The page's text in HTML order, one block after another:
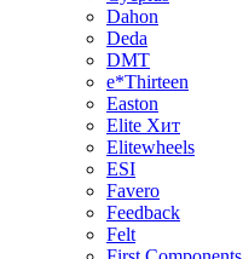
Dahon
Deda
DMT
e*Thirteen
Easton
Elite Хит
Elitewheels
ESI
Favero
Feedback
Felt